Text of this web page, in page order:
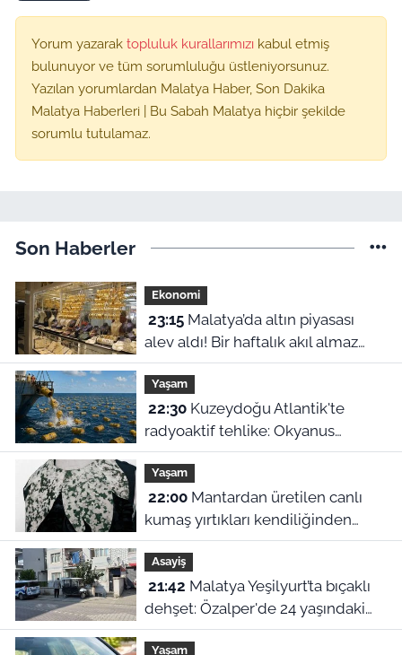
Yorum yazarak topluluk kurallarımızı kabul etmiş
bulunuyor ve tüm sorumluluğu üstleniyorsunuz.
Yazılan yorumlardan Malatya Haber, Son Dakika
Malatya Haberleri | Bu Sabah Malatya hiçbir şekilde
sorumlu tutulamaz.
Son Haberler
Ekonomi
23:15Malatya’da altın piyasası
alev aldı! Bir haftalık akıl almaz
fiyat farklılıkları belli oldu
Yaşam
22:30Kuzeydoğu Atlantik'te
radyoaktif tehlike: Okyanus
dibindeki 200 bin atık varili
parçalanıyor
Yaşam
22:00Mantardan üretilen canlı
kumaş yırtıkları kendiliğinden
onarıyor
Asayiş
21:42
dehşet: Özalper'de 24 yaşındaki
genç ağır yaralandı!
Yaşam